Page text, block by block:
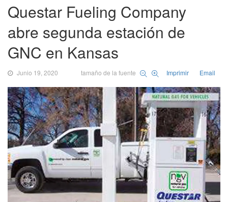
Questar Fueling Company
abre segunda estación de
GNC en Kansas
Junio 19, 2020 tamaño de la fuente Imprimir Email